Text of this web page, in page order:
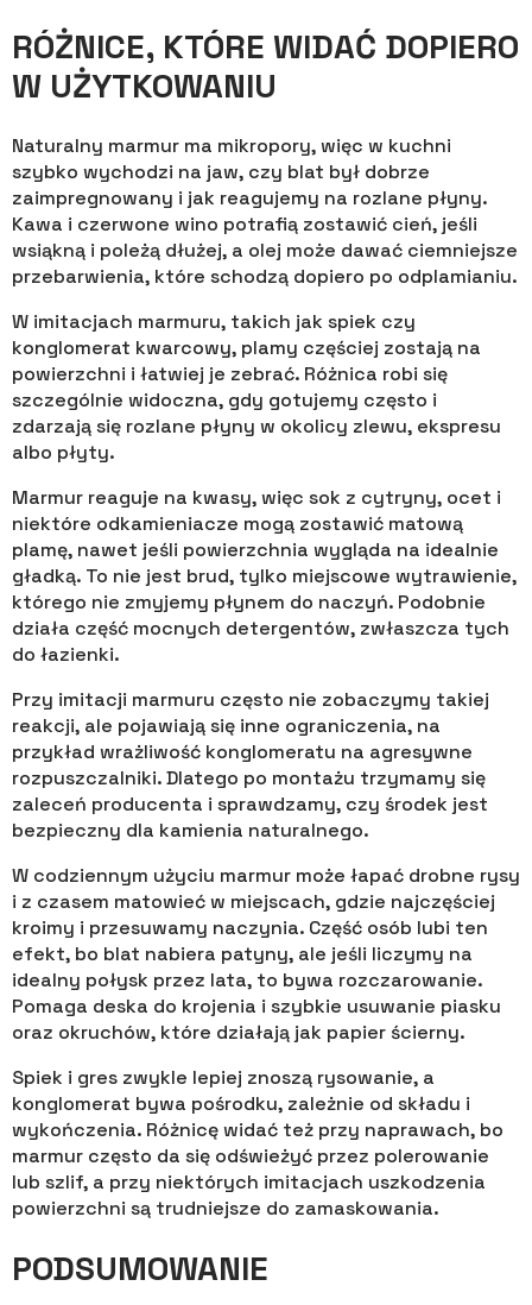
RÓŻNICE, KTÓRE WIDAĆ DOPIERO
W UŻYTKOWANIU
Naturalny marmur ma mikropory, więc w kuchni
szybko wychodzi na jaw, czy blat był dobrze
zaimpregnowany i jak reagujemy na rozlane płyny.
Kawa i czerwone wino potrafią zostawić cień, jeśli
wsiąkną i poleżą dłużej, a olej może dawać ciemniejsze
przebarwienia, które schodzą dopiero po odplamianiu.
W imitacjach marmuru, takich jak spiek czy
konglomerat kwarcowy, plamy częściej zostają na
powierzchni i łatwiej je zebrać. Różnica robi się
szczególnie widoczna, gdy gotujemy często i
zdarzają się rozlane płyny w okolicy zlewu, ekspresu
albo płyty.
Marmur reaguje na kwasy, więc sok z cytryny, ocet i
niektóre odkamieniacze mogą zostawić matową
plamę, nawet jeśli powierzchnia wygląda na idealnie
gładką. To nie jest brud, tylko miejscowe wytrawienie,
którego nie zmyjemy płynem do naczyń. Podobnie
działa część mocnych detergentów, zwłaszcza tych
do łazienki.
Przy imitacji marmuru często nie zobaczymy takiej
reakcji, ale pojawiają się inne ograniczenia, na
przykład wrażliwość konglomeratu na agresywne
rozpuszczalniki. Dlatego po montażu trzymamy się
zaleceń producenta i sprawdzamy, czy środek jest
bezpieczny dla kamienia naturalnego.
W codziennym użyciu marmur może łapać drobne rysy
i z czasem matowieć w miejscach, gdzie najczęściej
kroimy i przesuwamy naczynia. Część osób lubi ten
efekt, bo blat nabiera patyny, ale jeśli liczymy na
idealny połysk przez lata, to bywa rozczarowanie.
Pomaga deska do krojenia i szybkie usuwanie piasku
oraz okruchów, które działają jak papier ścierny.
Spiek i gres zwykle lepiej znoszą rysowanie, a
konglomerat bywa pośrodku, zależnie od składu i
wykończenia. Różnicę widać też przy naprawach, bo
marmur często da się odświeżyć przez polerowanie
lub szlif, a przy niektórych imitacjach uszkodzenia
powierzchni są trudniejsze do zamaskowania.
PODSUMOWANIE